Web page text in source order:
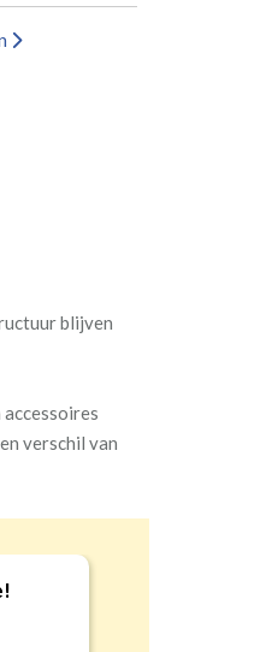
blijven
accessoires
verschil van